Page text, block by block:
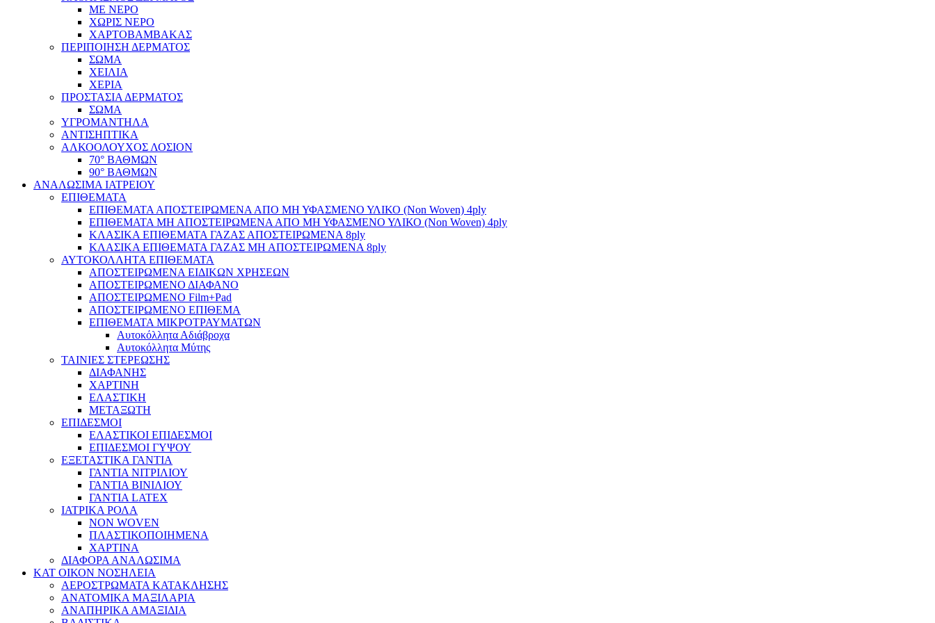
ΜΕ ΝΕΡΟ
ΧΩΡΙΣ ΝΕΡΟ
ΧΑΡΤΟΒΑΜΒΑΚΑΣ
ΠΕΡΙΠΟΙΗΣΗ ΔΕΡΜΑΤΟΣ
ΣΩΜΑ
ΧΕΙΛΙΑ
ΧΕΡΙΑ
ΠΡΟΣΤΑΣΙΑ ΔΕΡΜΑΤΟΣ
ΣΩΜΑ
ΥΓΡΟΜΑΝΤΗΛΑ
ΑΝΤΙΣΗΠΤΙΚΑ
ΑΛΚΟΟΛΟΥΧΟΣ ΛΟΣΙΟΝ
70° ΒΑΘΜΩΝ
90° ΒΑΘΜΩΝ
ΑΝΑΛΩΣΙΜΑ ΙΑΤΡΕΙΟΥ
ΕΠΙΘΕΜΑΤΑ
ΕΠΙΘΕΜΑΤΑ ΑΠΟΣΤΕΙΡΩΜΕΝΑ ΑΠΟ ΜΗ ΥΦΑΣΜΕΝΟ ΥΛΙΚΟ (Non Woven) 4ply
ΕΠΙΘΕΜΑΤΑ ΜΗ ΑΠΟΣΤΕΙΡΩΜΕΝΑ ΑΠΟ ΜΗ ΥΦΑΣΜΕΝΟ ΥΛΙΚΟ (Non Woven) 4ply
ΚΛΑΣΙΚΑ ΕΠΙΘΕΜΑΤΑ ΓΑΖΑΣ ΑΠΟΣΤΕΙΡΩΜΕΝΑ 8ply
ΚΛΑΣΙΚΑ ΕΠΙΘΕΜΑΤΑ ΓΑΖΑΣ ΜΗ ΑΠΟΣΤΕΙΡΩΜΕΝΑ 8ply
ΑΥΤΟΚΟΛΛΗΤΑ ΕΠΙΘΕΜΑΤΑ
ΑΠΟΣΤΕΙΡΩΜΕΝΑ ΕΙΔΙΚΩΝ ΧΡΗΣΕΩΝ
ΑΠΟΣΤΕΙΡΩΜΕΝΟ ΔΙΑΦΑΝΟ
ΑΠΟΣΤΕΙΡΩΜΕΝΟ Film+Pad
ΑΠΟΣΤΕΙΡΩΜΕΝΟ ΕΠΙΘΕΜΑ
ΕΠΙΘΕΜΑΤΑ ΜΙΚΡΟΤΡΑΥΜΑΤΩΝ
Αυτοκόλλητα Αδιάβροχα
Αυτοκόλλητα Μύτης
ΤΑΙΝΙΕΣ ΣΤΕΡΕΩΣΗΣ
ΔΙΑΦΑΝΗΣ
ΧΑΡΤΙΝΗ
ΕΛΑΣΤΙΚΗ
ΜΕΤΑΞΩΤΗ
ΕΠΙΔΕΣΜΟΙ
ΕΛΑΣΤΙΚΟΙ ΕΠΙΔΕΣΜΟΙ
ΕΠΙΔΕΣΜΟΙ ΓΥΨΟΥ
ΕΞΕΤΑΣΤΙΚΑ ΓΑΝΤΙΑ
ΓΑΝΤΙΑ ΝΙΤΡΙΛΙΟΥ
ΓΑΝΤΙΑ ΒΙΝΙΛΙΟΥ
ΓΑΝΤΙΑ LATEX
ΙΑΤΡΙΚΑ ΡΟΛΑ
NON WOVEN
ΠΛΑΣΤΙΚΟΠΟΙΗΜΕΝΑ
ΧΑΡΤΙΝΑ
ΔΙΑΦΟΡΑ ΑΝΑΛΩΣΙΜΑ
ΚΑΤ ΟΙΚΟΝ ΝΟΣΗΛΕΙΑ
ΑΕΡΟΣΤΡΩΜΑΤΑ ΚΑΤΑΚΛΗΣΗΣ
ΑΝΑΤΟΜΙΚΑ ΜΑΞΙΛΑΡΙΑ
ΑΝΑΠΗΡΙΚΑ ΑΜΑΞΙΔΙΑ